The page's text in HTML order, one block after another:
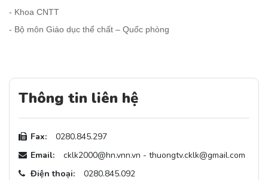
- Khoa CNTT
- Bộ môn Giáo dục thể chất – Quốc phòng
Thông tin liên hệ
Fax:
0280.845.297
Email:
cklk2000@hn.vnn.vn - thuongtv.cklk@gmail.com
Điện thoại:
0280.845.092